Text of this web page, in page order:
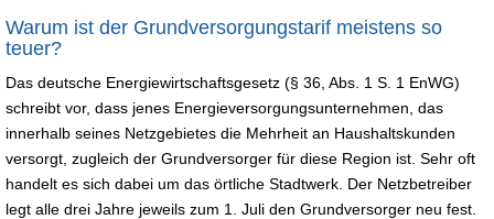
Warum ist der Grundversorgungstarif meistens so
teuer?
Das deutsche Energiewirtschaftsgesetz (§ 36, Abs. 1 S. 1 EnWG)
schreibt vor, dass jenes Energieversorgungsunternehmen, das
innerhalb seines Netzgebietes die Mehrheit an Haushaltskunden
versorgt, zugleich der Grundversorger für diese Region ist. Sehr oft
handelt es sich dabei um das örtliche Stadtwerk. Der Netzbetreiber
legt alle drei Jahre jeweils zum 1. Juli den Grundversorger neu fest.